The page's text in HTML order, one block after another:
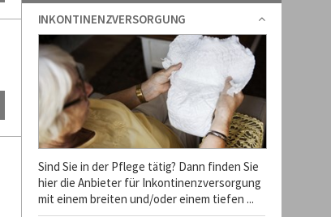
INKONTINENZVERSORGUNG
Sind Sie in der Pflege tätig? Dann finden Sie
hier die Anbieter für Inkontinenzversorgung
mit einem breiten und/oder einem tiefen ...